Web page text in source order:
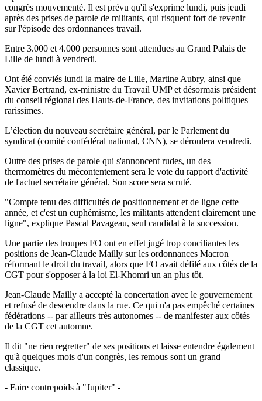
congrès mouvementé. Il est prévu qu'il s'exprime lundi, puis jeudi
après des prises de parole de militants, qui risquent fort de revenir
sur l'épisode des ordonnances travail.
Entre 3.000 et 4.000 personnes sont attendues au Grand Palais de
Lille de lundi à vendredi.
Ont été conviés lundi la maire de Lille, Martine Aubry, ainsi que
Xavier Bertrand, ex-ministre du Travail UMP et désormais président
du conseil régional des Hauts-de-France, des invitations politiques
rarissimes.
L’élection du nouveau secrétaire général, par le Parlement du
syndicat (comité confédéral national, CNN), se déroulera vendredi.
Outre des prises de parole qui s'annoncent rudes, un des
thermomètres du mécontentement sera le vote du rapport d'activité
de l'actuel secrétaire général. Son score sera scruté.
"Compte tenu des difficultés de positionnement et de ligne cette
année, et c'est un euphémisme, les militants attendent clairement une
ligne", explique Pascal Pavageau, seul candidat à la succession.
Une partie des troupes FO ont en effet jugé trop conciliantes les
positions de Jean-Claude Mailly sur les ordonnances Macron
réformant le droit du travail, alors que FO avait défilé aux côtés de la
CGT pour s'opposer à la loi El-Khomri un an plus tôt.
Jean-Claude Mailly a accepté la concertation avec le gouvernement
et refusé de descendre dans la rue. Ce qui n'a pas empêché certaines
fédérations -- par ailleurs très autonomes -- de manifester aux côtés
de la CGT cet automne.
Il dit "ne rien regretter" de ses positions et laisse entendre également
qu'à quelques mois d'un congrès, les remous sont un grand
classique.
- Faire contrepoids à "Jupiter" -